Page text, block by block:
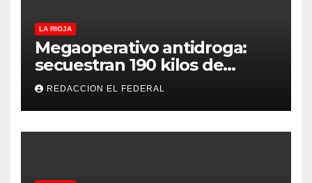
LA RIOJA
Megaoperativo antidroga:
secuestran 190 kilos de
marihuana que tenían como
destino La Rioja y Catamarca
REDACCION EL FEDERAL